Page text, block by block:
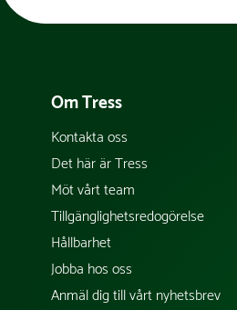
Om Tress
Kontakta oss
Det här är Tress
Möt vårt team
Tillgänglighetsredogörelse
Hållbarhet
Jobba hos oss
Anmäl dig till vårt nyhetsbrev